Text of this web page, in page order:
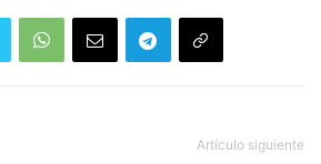
Artículo siguiente